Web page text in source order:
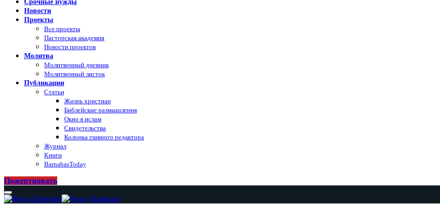
Срочные нужды
Новости
Проекты
Все проекты
Пасторская академия
Новости проектов
Молитва
Молитвенный дневник
Молитвенный листок
Публикации
Статьи
Жизнь христиан
Библейские размышления
Окно в ислам
Свидетельства
Колонка главного редактора
Журнал
Книги
BarnabasToday
Пожертвовать